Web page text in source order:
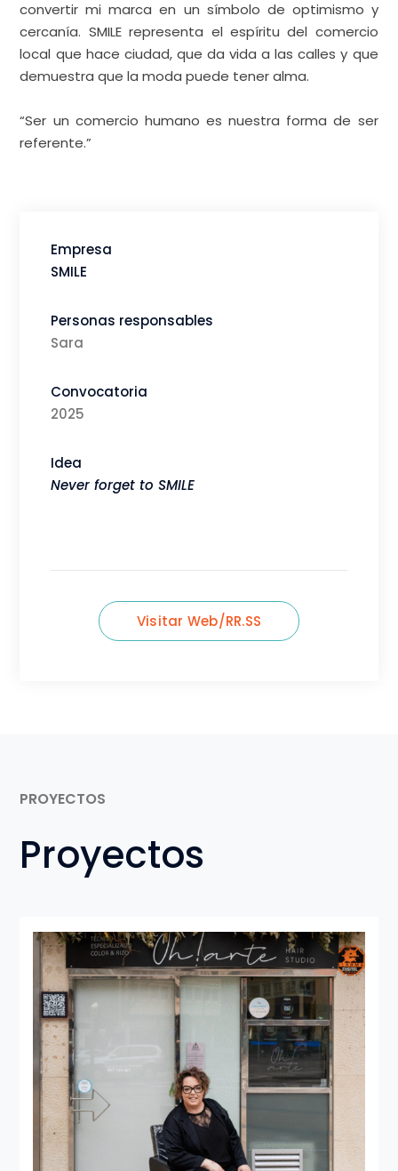
convertir mi marca en un símbolo de optimismo y
cercanía. SMILE representa el espíritu del comercio
local que hace ciudad, que da vida a las calles y que
demuestra que la moda puede tener alma.
“Ser un comercio humano es nuestra forma de ser
referente.”
Empresa
SMILE
Personas responsables
Sara
Convocatoria
2025
Idea
Never forget to SMILE
Visitar Web/RR.SS
PROYECTOS
Proyectos